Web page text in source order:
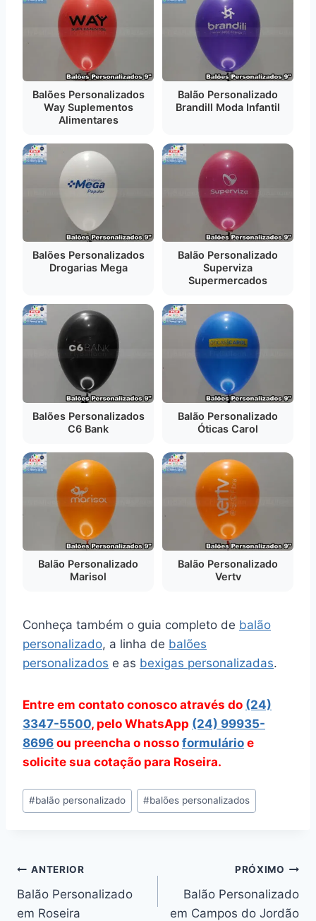
Balões Personalizados
Way Suplementos
Alimentares
Balão Personalizado
Brandill Moda Infantil
Balões Personalizados
Drogarias Mega
Balão Personalizado
Superviza
Supermercados
Balões Personalizados
C6 Bank
Balão Personalizado
Óticas Carol
Balão Personalizado
Marisol
Balão Personalizado
Vertv
Conheça também o guia completo de balão
personalizado, a linha de balões
personalizados e as bexigas personalizadas.
Entre em contato conosco através do (24)
3347-5500, pelo WhatsApp (24) 99935-
8696 ou preencha o nosso formulário e
solicite sua cotação para Roseira.
Tags
do
#balão personalizado #balões personalizados
Navegação
de
ANTERIOR
Balão Personalizado
em Roseira
PRÓXIMO
Balão Personalizado
em Campos do Jordão